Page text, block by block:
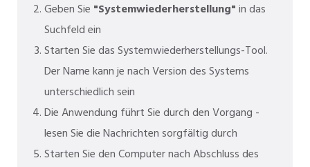
Geben Sie "Systemwiederherstellung"in das
Suchfeld ein
Starten Sie das Systemwiederherstellungs-Tool.
Der Name kann je nach Version des Systems
unterschiedlich sein
Die Anwendung führt Sie durch den Vorgang -
lesen Sie die Nachrichten sorgfältig durch
Starten Sie den Computer nach Abschluss des